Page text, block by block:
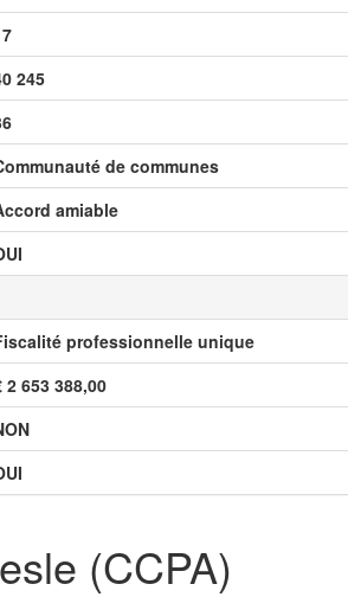
245
de communes
amiable
professionnelle unique
2 653 388,00
(CCPA)